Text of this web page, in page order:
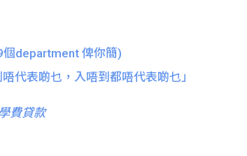
department 俾你簡)
代表啲乜，入唔到都唔代表啲乜」
費貸款